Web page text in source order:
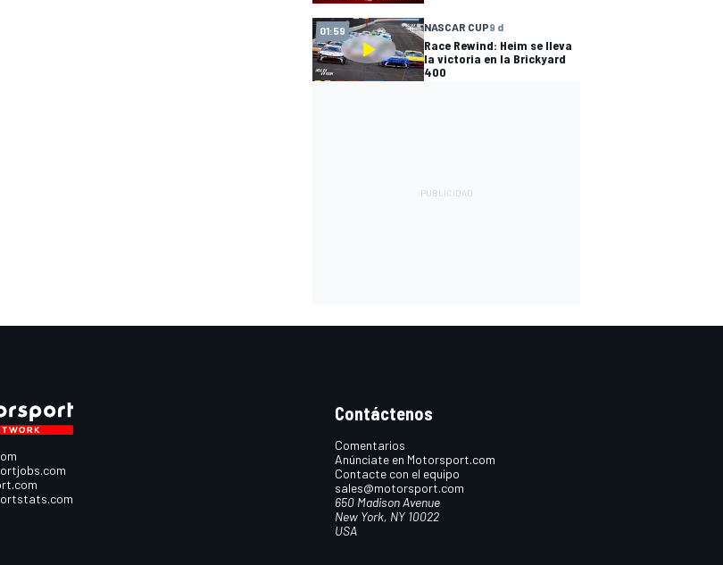
01:59 NASCAR CUP9 d
Race Rewind: Heim se lleva
la victoria en la Brickyard
400
Contáctenos
Comentarios
Anúnciate en Motorsport.com
Contacte con el equipo
sales@motorsport.com
650 Madison Avenue
New York, NY 10022
USA